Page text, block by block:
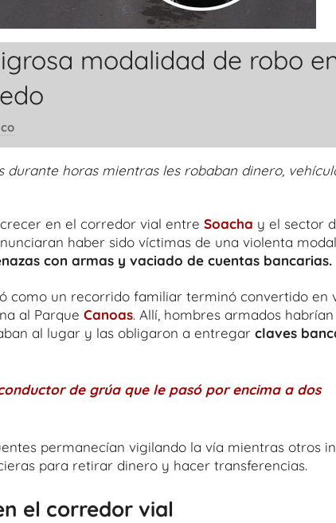
modalidad de robo
horas mientras les robaban dinero,
en el corredor vial entre Soacha y el sector
haber sido víctimas de una violenta
con armas y vaciado de cuentas bancarias.
como un recorrido familiar terminó convertido en
al Parque Canoas. Allí, hombres armados habrían
al lugar y las obligaron a entregar claves
de grúa que le pasó por encima a dos
permanecían vigilando la vía mientras otros
para retirar dinero y hacer transferencias.
el corredor vial